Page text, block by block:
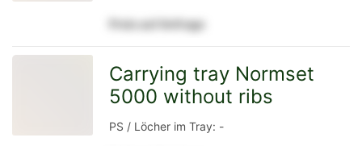
Preis auf Anfrage
Carrying tray Normset
5000 without ribs
PS / Löcher im Tray: -